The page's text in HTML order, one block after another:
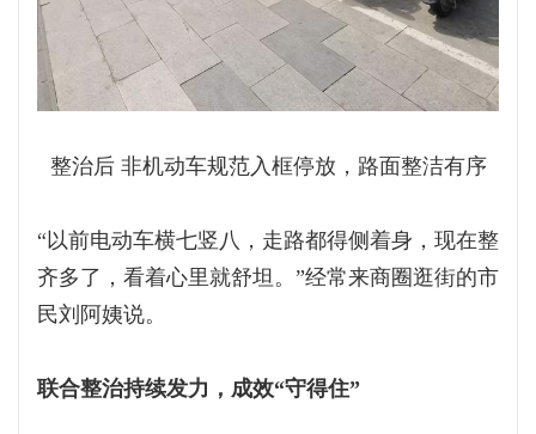
整治后 非机动车规范入框停放，路面整洁有序
“以前电动车横七竖八，走路都得侧着身，现在整
齐多了，看着心里就舒坦。”经常来商圈逛街的市
民刘阿姨说。
联合整治持续发力，成效“守得住”